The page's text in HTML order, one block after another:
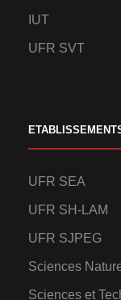
IUT
UFR SVT
UFR SEA
UFR SH-LAM
UFR SJPEG
Sciences
Sciences et